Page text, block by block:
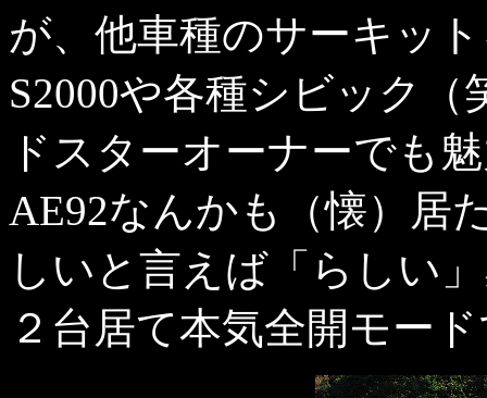
が、他車種のサーキッ
S2000や各種シビック
ドスターオーナーでも
AE92なんかも（懐）居
しいと言えば「らしい
２台居て本気全開モー